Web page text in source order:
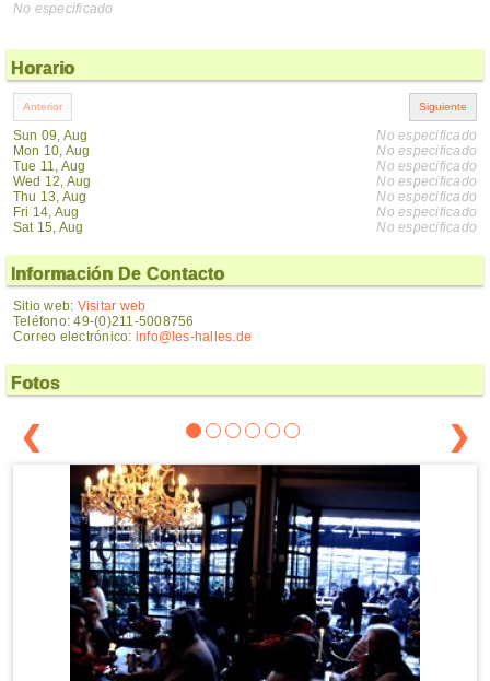
No especificado
Horario
Sun 09, Aug
Mon 10, Aug
Tue 11, Aug
Wed 12, Aug
Thu 13, Aug
Fri 14, Aug
Sat 15, Aug
No especificado
No especificado
No especificado
No especificado
No especificado
No especificado
No especificado
Información De Contacto
Sitio web: Visitar web
Teléfono: 49-(0)211-5008756
Correo electrónico: info@les-halles.de
Fotos
❮ ❯